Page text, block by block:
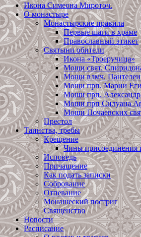
Икона Симеона Мироточ.
О монастыре
Монастырские правила
Первые шаги в храме
Православный этикет
Святыни обители
Икона «Троеручица»
Мощи свят.
Мощи влмч.
Мощи прп. Марии
Мощи прп.
Мощи прп Силуана
Мощи Почаевских
Престол
Таинства, требы
Крещение
Чины присоединения
Исповедь
Причащение
Как подать записки
Собрование
Отпевание
Монашеский постриг
Священство
Новости
Расписание